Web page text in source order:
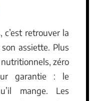
c’est retrouver la
assiette. Plus
zéro
garantie : le
mange. Les